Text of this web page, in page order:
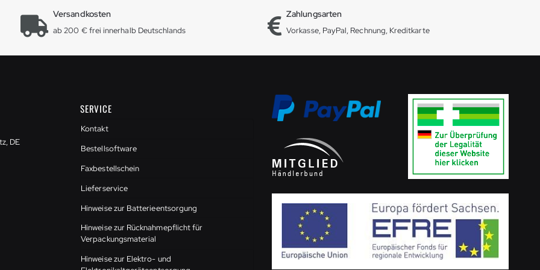
Versandkosten
ab 200 € frei innerhalb Deutschlands
Zahlungsarten
Vorkasse, PayPal, Rechnung, Kreditkarte
DE
SERVICE
Kontakt
Bestellsoftware
Faxbestellschein
Lieferservice
Hinweise zur Batterieentsorgung
Hinweise zur Rücknahmepflicht für
Verpackungsmaterial
Hinweise zur Elektro- und